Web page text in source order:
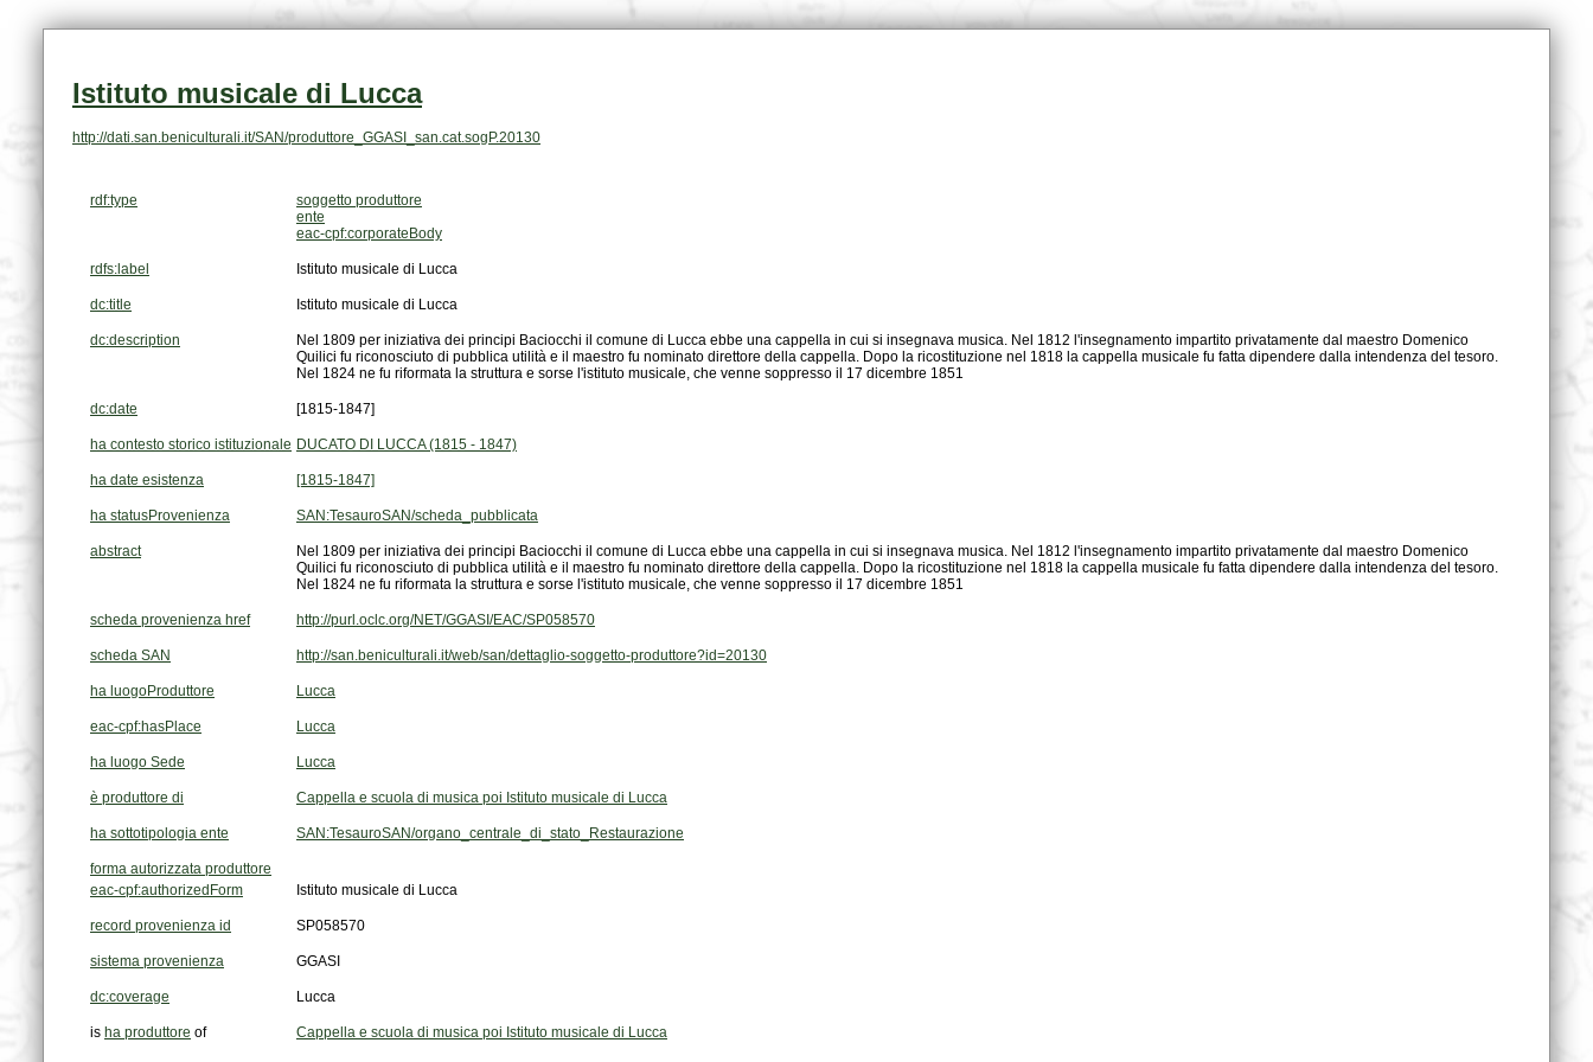
Istituto musicale di Lucca
http://dati.san.beniculturali.it/SAN/produttore_GGASI_san.cat.sogP.20130
rdf:type
soggetto produttore
ente
eac-cpf:corporateBody
rdfs:label Istituto musicale di Lucca
dc:title Istituto musicale di Lucca
dc:description
Nel 1824 ne fu riformata la struttura e sorse l'istituto musicale, che venne soppresso il 17 dicembre 1851
dc:date [1815-1847]
ha contesto storico istituzionale DUCATO DI LUCCA (1815 - 1847)
ha date esistenza [1815-1847]
ha statusProvenienza SAN:TesauroSAN/scheda_pubblicata
abstract
Nel 1824 ne fu riformata la struttura e sorse l'istituto musicale, che venne soppresso il 17 dicembre 1851
scheda provenienza href http://purl.oclc.org/NET/GGASI/EAC/SP058570
scheda SAN http://san.beniculturali.it/web/san/dettaglio-soggetto-produttore?id=20130
ha luogoProduttore Lucca
eac-cpf:hasPlace Lucca
ha luogo Sede Lucca
è produttore di Cappella e scuola di musica poi Istituto musicale di Lucca
ha sottotipologia ente SAN:TesauroSAN/organo_centrale_di_stato_Restaurazione
forma autorizzata produttore
eac-cpf:authorizedForm
Istituto musicale di Lucca
record provenienza id SP058570
sistema provenienza GGASI
dc:coverage Lucca
is ha produttore of Cappella e scuola di musica poi Istituto musicale di Lucca